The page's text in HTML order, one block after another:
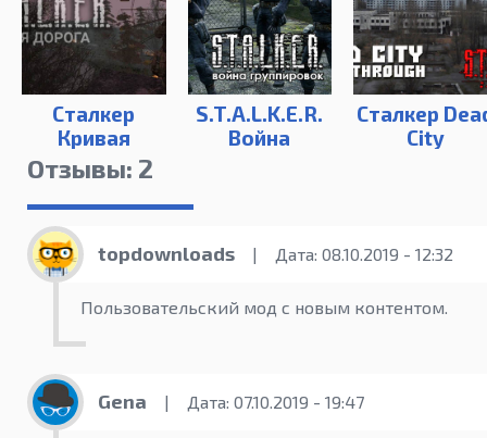
Сталкер
Кривая
Дорога
S.T.A.L.K.E.R.
Война
Сталкер
City
Отзывы: 2
topdownloads | Дата: 08.10.2019 - 12:32
Пользовательский мод с новым контентом.
Gena | Дата: 07.10.2019 - 19:47